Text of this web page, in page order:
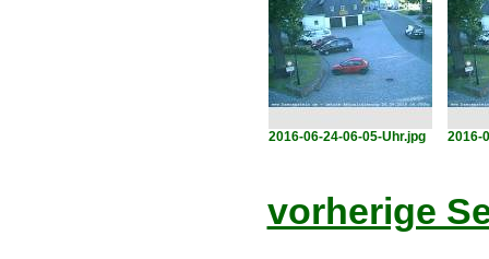
2016-06-24-06-05-Uhr.jpg 2016-
vorherige